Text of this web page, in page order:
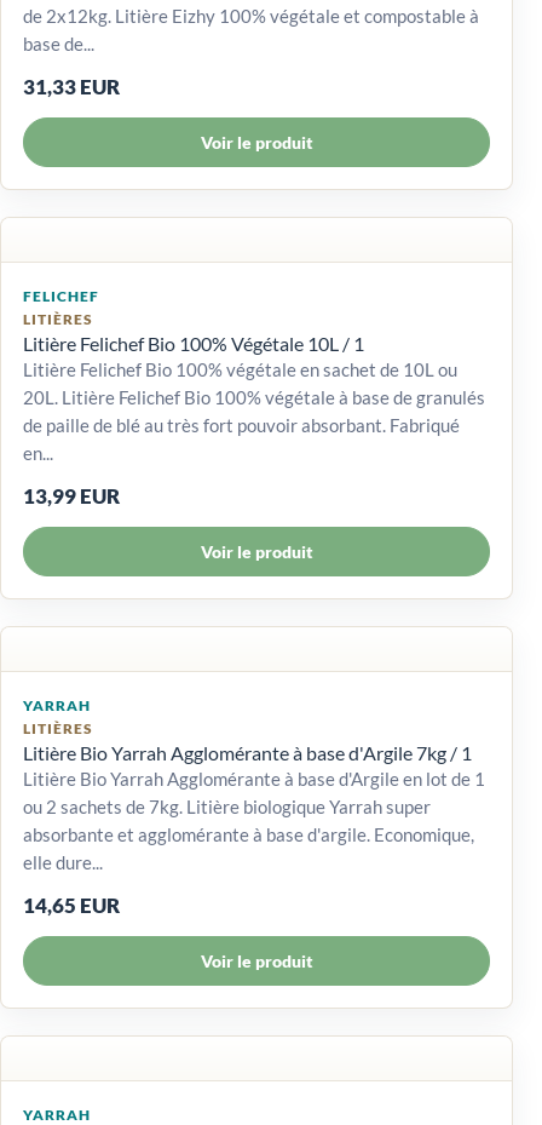
de 2x12kg. Litière Eizhy 100% végétale et compostable à
base de...
31,33 EUR
Voir le produit
FELICHEF
LITIÈRES
Litière Felichef Bio 100% Végétale 10L / 1
Litière Felichef Bio 100% végétale en sachet de 10L ou
20L. Litière Felichef Bio 100% végétale à base de granulés
de paille de blé au très fort pouvoir absorbant. Fabriqué
en...
13,99 EUR
Voir le produit
YARRAH
LITIÈRES
Litière Bio Yarrah Agglomérante à base d'Argile 7kg / 1
Litière Bio Yarrah Agglomérante à base d'Argile en lot de 1
ou 2 sachets de 7kg. Litière biologique Yarrah super
absorbante et agglomérante à base d'argile. Economique,
elle dure...
14,65 EUR
Voir le produit
YARRAH